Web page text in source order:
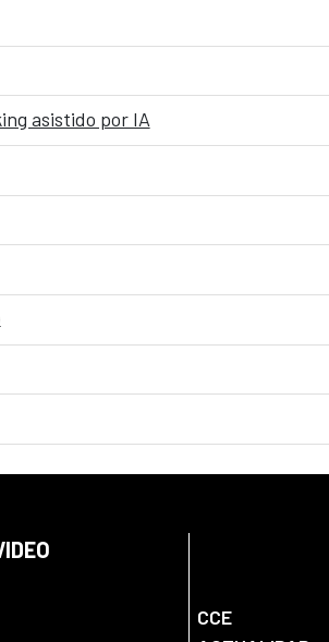
asistido por IA
CCE